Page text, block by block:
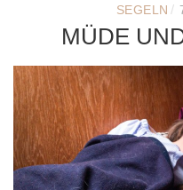
SEGELN /
MÜDE